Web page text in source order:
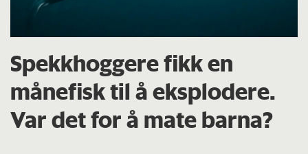
Spekkhoggere fikk en
månefisk til å eksplodere.
Var det for å mate barna?